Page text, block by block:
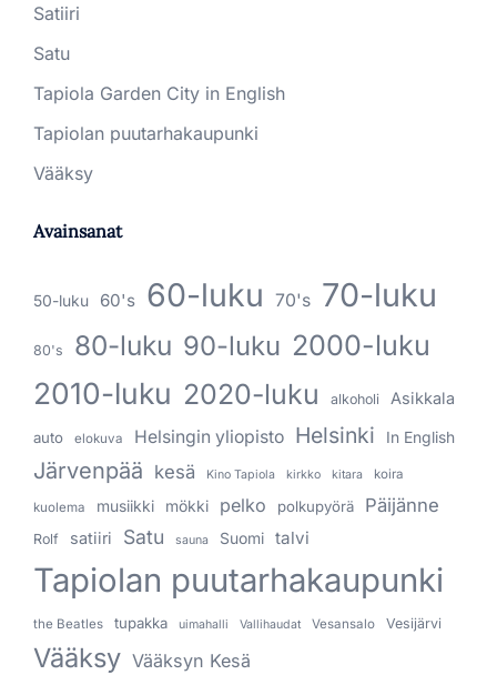
Satiiri
Satu
Tapiola Garden City in English
Tapiolan puutarhakaupunki
Vääksy
Avainsanat
50-luku 60's 60-luku 70's 70-luku
80's 80-luku 90-luku 2000-luku
2010-luku 2020-luku alkoholi Asikkala
auto elokuva Helsingin yliopisto Helsinki In English
Järvenpää kesä Kino Tapiola kirkko kitara koira
kuolema musiikki mökki pelko polkupyörä Päijänne
Rolf satiiri Satu sauna Suomi talvi
Tapiolan puutarhakaupunki
the Beatles tupakka uimahalli Vallihaudat Vesansalo Vesijärvi
Vääksy Vääksyn Kesä